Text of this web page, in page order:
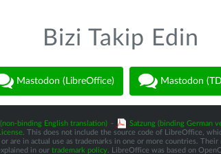
Bizi Takip Edin
Mastodon (LibreOffice) Mastodon
binding English translation) - Satzung (binding German
. This does not include the source code of LibreOffice,
are in actual use as trademarks in one or more countries.
in our trademark policy. LibreOffice was based on